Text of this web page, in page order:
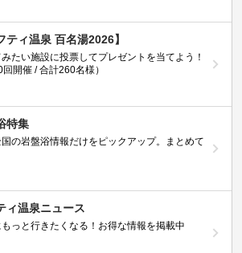
ティ温泉 百名湯2026】
たい施設に投票してプレゼントを当てよう！
回開催 / 合計260名様）
特集
国の岩盤浴情報だけをピックアップ。まとめて
ィ温泉ニュース
っと行きたくなる！お得な情報を掲載中